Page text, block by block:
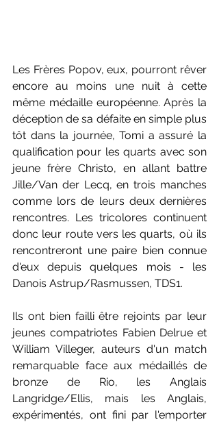
Les Frères Popov, eux, pourront rêver
encore au moins une nuit à cette
même médaille européenne. Après la
déception de sa défaite en simple plus
tôt dans la journée, Tomi a assuré la
qualification pour les quarts avec son
jeune frère Christo, en allant battre
Jille/Van der Lecq, en trois manches
comme lors de leurs deux dernières
rencontres. Les tricolores continuent
donc leur route vers les quarts, où ils
rencontreront une paire bien connue
d'eux depuis quelques mois - les
Danois Astrup/Rasmussen, TDS1.
Ils ont bien failli être rejoints par leur
jeunes compatriotes Fabien Delrue et
William Villeger, auteurs d'un match
remarquable face aux médaillés de
bronze de Rio, les Anglais
Langridge/Ellis, mais les Anglais,
expérimentés, ont fini par l'emporter